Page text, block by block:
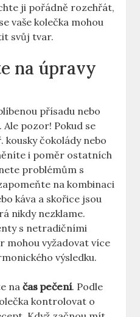
ji pořádně rozehřát,
vaše kolečka mohou
svůj tvar.
na úpravy
přísadu nebo
pozor! Pokud se
čokolády nebo
i poměr ostatních
problémům s
na kombinaci
káva a skořice jsou
nikdy nezklame.
s netradičními
mohou vyžadovat více
výsledku.
načas pečení. Podle
kontrolovat o